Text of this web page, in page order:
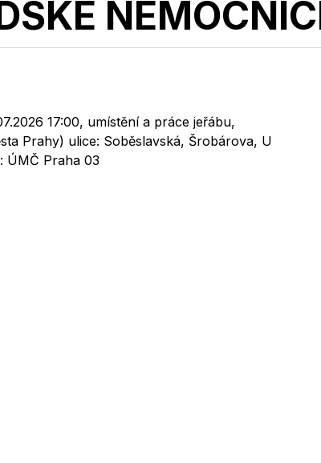
17:00, umístění a práce jeřábu,
Prahy) ulice: Soběslavská, Šrobárova, U
ÚMČ Praha 03